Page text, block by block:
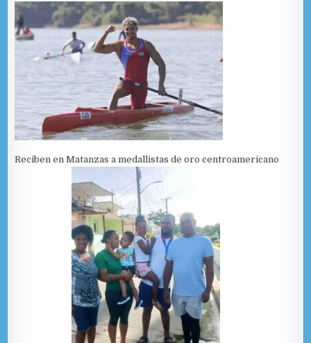
Reciben en Matanzas a medallistas de oro centroamericano